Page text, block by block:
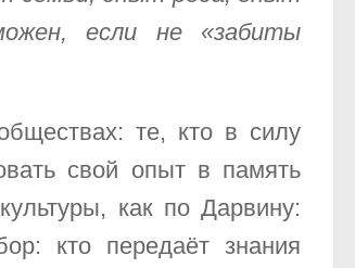
если не «забиты
те, кто в силу
свой опыт в память
как по Дарвину:
кто передаёт знания